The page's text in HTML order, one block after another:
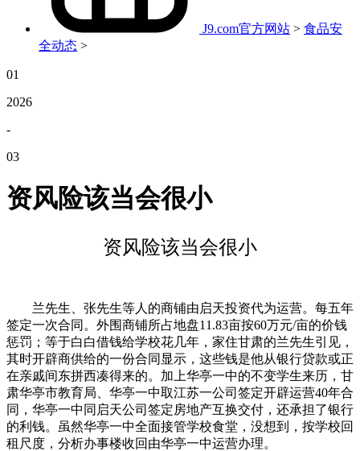
J9.com官方网站 > 食品安
全动态 >
01
2026
-
03
资风险该当会很小
资风险该当会很小
兰先生、张先生等人的商铺由启天投资代为运营。每五年
签定一次合同。外围商铺所占地盘11.83亩按60万元/亩的价钱
惩罚；等于白白借钱给学校花几年，家住甘肃的兰先生引见，
其时开辟商供给的一份合同显示，这些钱是他从银行贷款或正
在亲戚间东拼西凑得来的。加上华亭一中的不变学生来历，甘
肃华亭市教育局、华亭一中取江苏一公司签定开辟运营40年合
同，华亭一中同启天公司签定房地产互换交付，还承担了银行
的利钱。虽然华亭一中全面接管学校食堂，没想到，按学校回
租尺度，分析办事楼收回由华亭一中运营办理。